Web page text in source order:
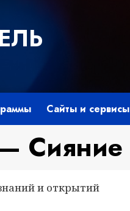
Сайты и сервисы
Сияние
и открытий